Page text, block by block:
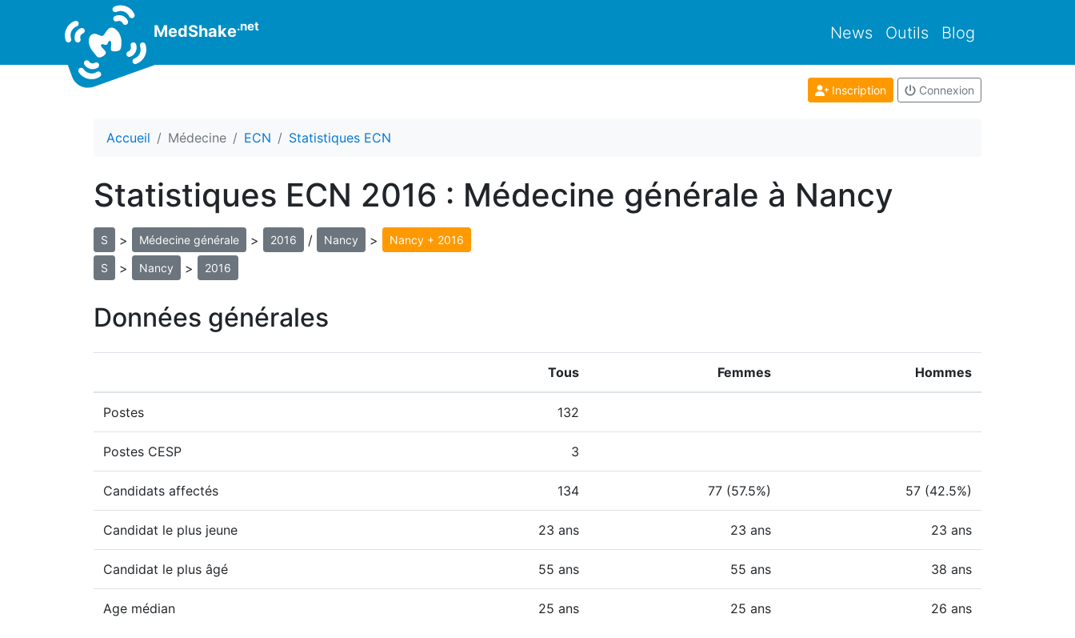
MedShake.net News Outils Blog
Inscription Connexion
Accueil Médecine ECN Statistiques ECN
Statistiques ECN 2016 : Médecine générale à Nancy
S > Médecine générale > 2016 / Nancy > Nancy + 2016
S > Nancy > 2016
Données générales
Tous Femmes Hommes
Postes 132
Postes CESP 3
Candidats affectés 134 77 (57.5%) 57 (42.5%)
Candidat le plus jeune 23 ans 23 ans 23 ans
Candidat le plus âgé 55 ans 55 ans 38 ans
Age médian 25 ans 25 ans 26 ans